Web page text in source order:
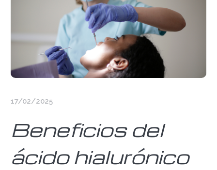
17/02/2025
Beneficios del
ácido hialurónico